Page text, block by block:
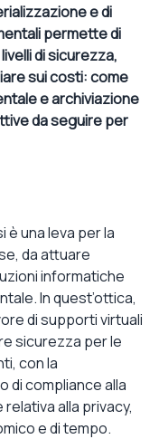
e di
permette di
di sicurezza,
sui costi: come
e archiviazione
da seguire per
una leva per la
da attuare
informatiche
In quest’ottica,
di supporti virtuali
sicurezza per le
con la
di compliance alla
alla privacy,
e di tempo.